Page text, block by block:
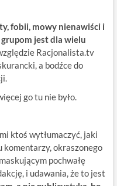
fobii, mowy nienawiści i
jest dla wielu
Racjonalista.tv
a bodźce do
go tu nie było.
ktoś wytłumaczyć, jaki
komentarzy, okraszonego
pochwałę
i udawania, że to jest